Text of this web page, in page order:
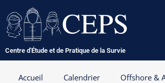
au
contenu
Centre d'Étude et de Pratique de la Survie
Accueil Calendrier Offshore &